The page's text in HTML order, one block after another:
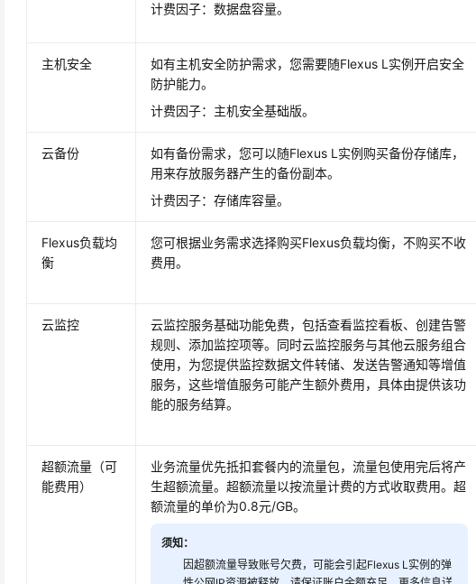
计费因子：数据盘容量。
主机安全
如有主机安全防护需求，您需要随Flexus L实例开启安全
防护能力。
计费因子：主机安全基础版。
云备份
如有备份需求，您可以随Flexus L实例购买备份存储库，
用来存放服务器产生的备份副本。
计费因子：存储库容量。
Flexus负载均
衡
您可根据业务需求选择购买Flexus负载均衡，不购买不收
费用。
云监控
云监控服务基础功能免费，包括查看监控看板、创建告警
规则、添加监控项等。同时云监控服务与其他云服务组合
使用，为您提供监控数据文件转储、发送告警通知等增值
服务，这些增值服务可能产生额外费用，具体由提供该功
能的服务结算。
超额流量（可
能费用）
业务流量优先抵扣套餐内的流量包，流量包使用完后将产
生超额流量。超额流量以按流量计费的方式收取费用。超
额流量的单价为0.8元/GB。
须知：
因超额流量导致账号欠费，可能会引起Flexus L实例的弹